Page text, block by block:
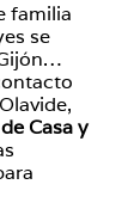
familia
se
Casa y